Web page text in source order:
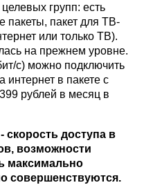
групп: есть
пакеты, пакет для ТВ-
или только ТВ).
на прежнем уровне.
c) можно подключить
интернет в пакете с
рублей в месяц в
скорость доступа в
возможности
максимально
совершенствуются.